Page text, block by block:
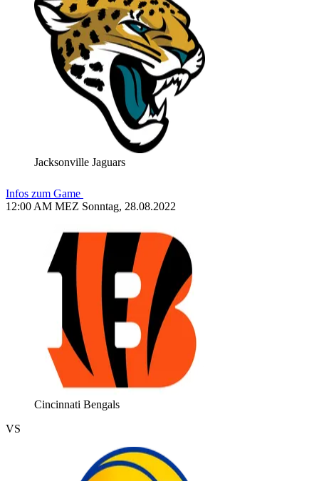
Jacksonville Jaguars
Infos zum Game
12:00 AM MEZ Sonntag, 28.08.2022
Cincinnati Bengals
VS